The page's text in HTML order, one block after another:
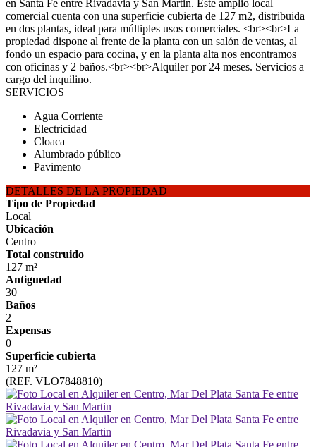
en Santa Fe entre Rivadavia y San Martin. Este amplio local
comercial cuenta con una superficie cubierta de 127 m2, distribuida
en dos plantas, ideal para múltiples usos comerciales. <br><br>La
propiedad dispone al frente de la planta con un salón de ventas, al
fondo un espacio para cocina, y en la planta alta nos encontramos
con oficinas y 2 baños.<br><br>Alquiler por 24 meses. Servicios a
cargo del inquilino.
SERVICIOS
Agua Corriente
Electricidad
Cloaca
Alumbrado público
Pavimento
DETALLES DE LA PROPIEDAD
Tipo de Propiedad
Local
Ubicación
Centro
Total construido
127 m²
Antiguedad
30
Baños
2
Expensas
0
Superficie cubierta
127 m²
(REF. VLO7848810)